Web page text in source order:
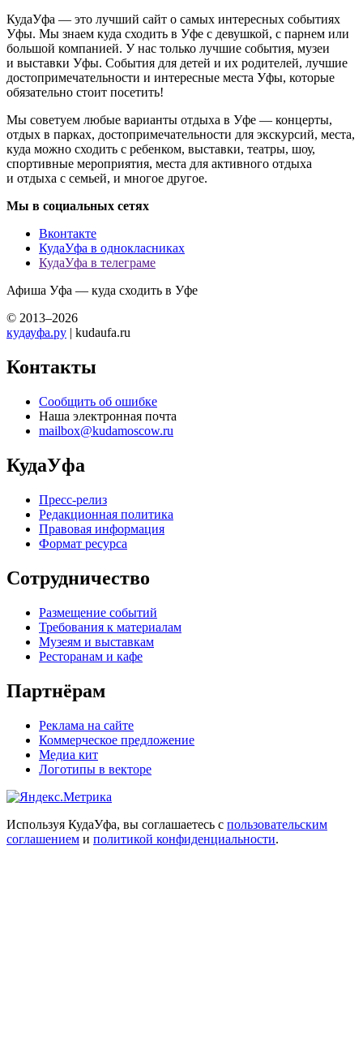
КудаУфа — это лучший сайт о самых интересных событиях
Уфы. Мы знаем куда сходить в Уфе с девушкой, с парнем или
большой компанией. У нас только лучшие события, музеи
и выставки Уфы. События для детей и их родителей, лучшие
достопримечательности и интересные места Уфы, которые
обязательно стоит посетить!
Мы советуем любые варианты отдыха в Уфе — концерты,
отдых в парках, достопримечательности для экскурсий, места,
куда можно сходить с ребенком, выставки, театры, шоу,
спортивные мероприятия, места для активного отдыха
и отдыха с семьей, и многое другое.
Мы в социальных сетях
Вконтакте
КудаУфа в однокласниках
КудаУфа в телеграме
Афиша Уфа — куда сходить в Уфе
© 2013–2026
кудауфа.ру | kudaufa.ru
Контакты
Сообщить об ошибке
Наша электронная почта
mailbox@kudamoscow.ru
КудаУфа
Пресс-релиз
Редакционная политика
Правовая информация
Формат ресурса
Сотрудничество
Размещение событий
Требования к материалам
Музеям и выставкам
Ресторанам и кафе
Партнёрам
Реклама на сайте
Коммерческое предложение
Медиа кит
Логотипы в векторе
Используя КудаУфа, вы соглашаетесь с пользовательским
соглашением и политикой конфиденциальности.